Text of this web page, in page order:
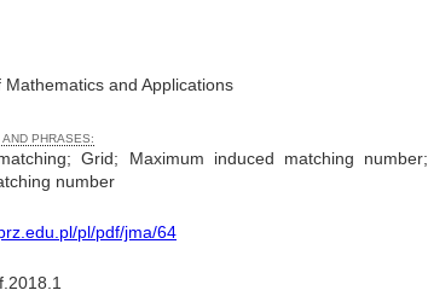
Mathematics and Applications
PHRASES:
Grid; Maximum induced matching number;
number
pl/pdf/jma/64